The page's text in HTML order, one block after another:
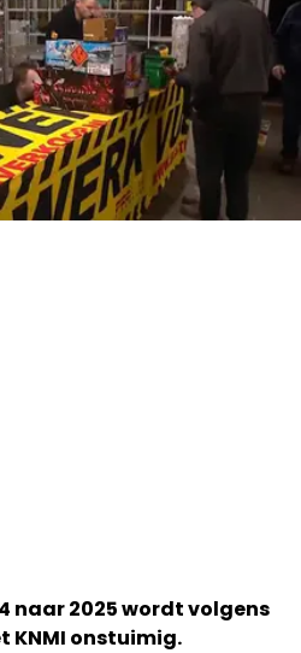
naar 2025 wordt volgens
KNMI onstuimig.